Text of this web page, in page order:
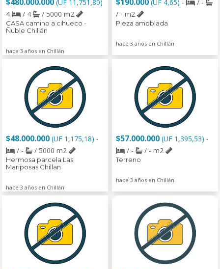
(UF 11,751,80)
4
/ 4 / 5000 m2
CASA camino a cihueco -
Ñuble Chillán
hace 3 años en Chillán
(UF 4,65) -
/ -
/ - m2
Pieza amoblada
hace 3 años en Chillán
$48.000.000 (UF 1,175,18) -
/ -
/ 5000 m2
Hermosa parcela Las
Mariposas Chillan
hace 3 años en Chillán
$57.000.000 (UF 1,395,53) -
/ -
/ - m2
Terreno
hace 3 años en Chillán